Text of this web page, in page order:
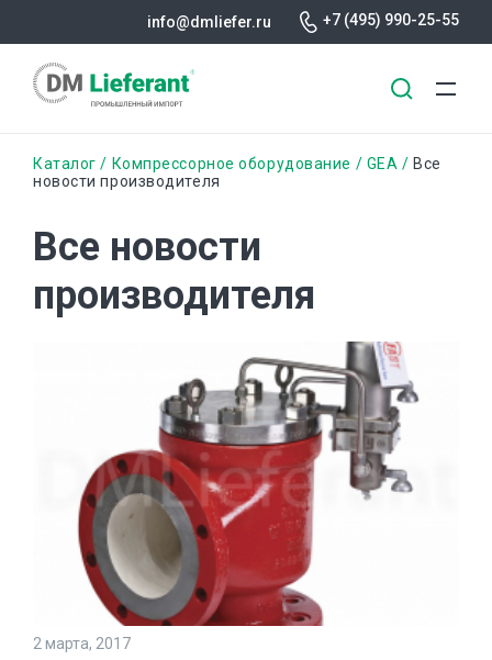
содержанию
info@dmliefer.ru +7 (495) 990-25-55
Строка
Каталог Компрессорное оборудование GEA
Все
новости производителя
Все новости
производителя
2 марта, 2017